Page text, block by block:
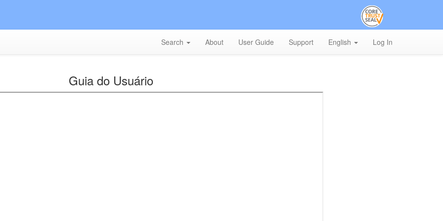
Search About User Guide Support English Log In
Guia do Usuário